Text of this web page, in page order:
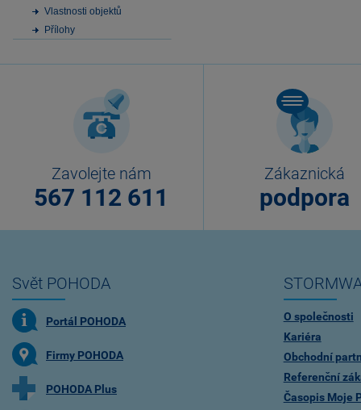
Vlastnosti objektů
Přílohy
Zavolejte nám
567 112 611
Zákaznická
podpora
Svět POHODA
Portál POHODA
Firmy POHODA
POHODA Plus
O společnosti
Kariéra
Obchodní
Referenční
Časopis Moje